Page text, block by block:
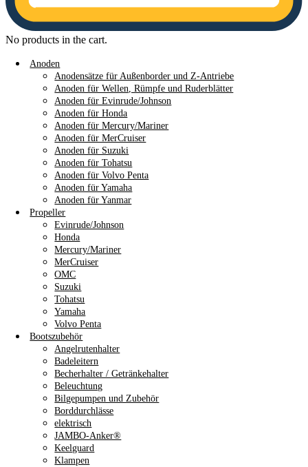
No products in the cart.
Anoden
Anodensätze für Außenborder und Z-Antriebe
Anoden für Wellen, Rümpfe und Ruderblätter
Anoden für Evinrude/Johnson
Anoden für Honda
Anoden für Mercury/Mariner
Anoden für MerCruiser
Anoden für Suzuki
Anoden für Tohatsu
Anoden für Volvo Penta
Anoden für Yamaha
Anoden für Yanmar
Propeller
Evinrude/Johnson
Honda
Mercury/Mariner
MerCruiser
OMC
Suzuki
Tohatsu
Yamaha
Volvo Penta
Bootszubehör
Angelrutenhalter
Badeleitern
Becherhalter / Getränkehalter
Beleuchtung
Bilgepumpen und Zubehör
Borddurchlässe
elektrisch
JAMBO-Anker®
Keelguard
Klampen